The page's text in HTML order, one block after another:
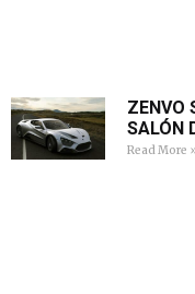
ZENVO
SALÓN
Read More